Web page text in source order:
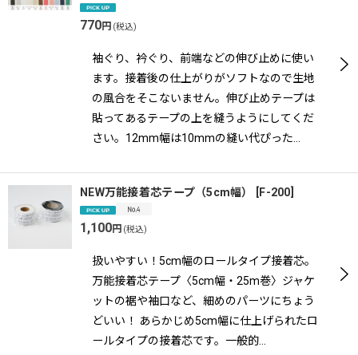
770円 (税込)
袖ぐり、衿ぐり、前端などの伸び止めに使い
ます。接着後の仕上がりがソフトなので生地
の風合をそこないません。伸び止めテープは
貼ってあるテープの上を縫うようにしてくだ
さい。12mm幅は10mmの縫い代ぴった…
NEW万能接着芯テープ（5cm幅） F-200
1,100円 (税込)
扱いやすい！5cm幅のロールタイプ接着芯。
万能接着芯テープ〈5cm幅・25m巻〉ジャケ
ットの裾や袖口など、細めのパーツにちょう
どいい！ あらかじめ5cm幅に仕上げられたロ
ールタイプの接着芯です。一般的…